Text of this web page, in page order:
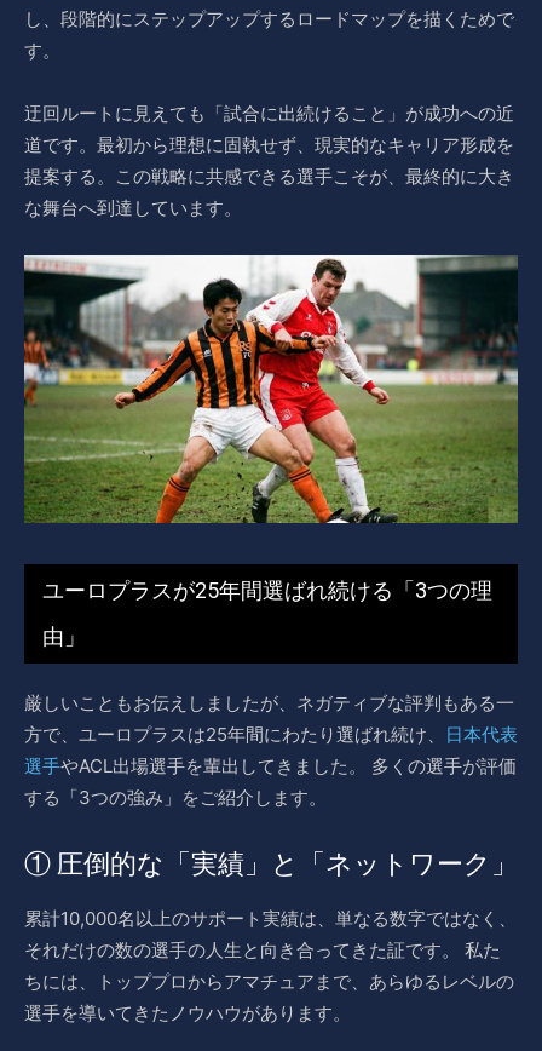
し、段階的にステップアップするロードマップを描くためで
す。
迂回ルートに見えても「試合に出続けること」が成功への近
道です。最初から理想に固執せず、現実的なキャリア形成を
提案する。この戦略に共感できる選手こそが、最終的に大き
な舞台へ到達しています。
ユーロプラスが25年間選ばれ続ける「3つの理
由」
厳しいこともお伝えしましたが、ネガティブな評判もある一
方で、ユーロプラスは25年間にわたり選ばれ続け、
日本代表
選手やACL出場選手を輩出してきました。 多くの選手が評価
する「3つの強み」をご紹介します。
① 圧倒的な「実績」と「ネットワーク」
累計10,000名以上のサポート実績は、単なる数字ではなく、
それだけの数の選手の人生と向き合ってきた証です。 私た
ちには、トッププロからアマチュアまで、あらゆるレベルの
選手を導いてきたノウハウがあります。